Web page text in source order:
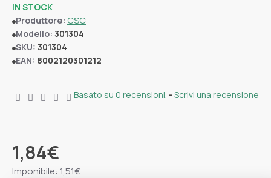
IN STOCK
Produttore: CSC
Modello: 301304
SKU: 301304
EAN: 8002120301212
Basato su 0 recensioni. - Scrivi una recensione
1,84€
Imponibile: 1,51€